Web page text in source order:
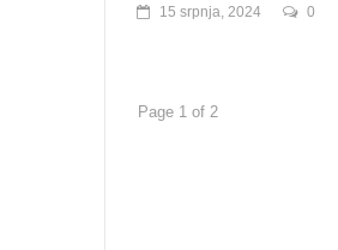
15 srpnja, 2024 0
Page 1 of 2